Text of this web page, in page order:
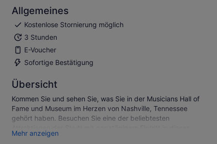
Allgemeines
Kostenlose Stornierung möglich
3 Stunden
E-Voucher
Sofortige Bestätigung
Übersicht
Kommen Sie und sehen Sie, was Sie in der Musicians Hall of
Fame und Museum im Herzen von Nashville, Tennessee
gehört haben. Besuchen Sie eine der beliebtesten
erstklassige Museum mit Instrumenten, die Musiklegenden
Mehr anzeigen